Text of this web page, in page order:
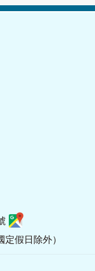
假日除外）